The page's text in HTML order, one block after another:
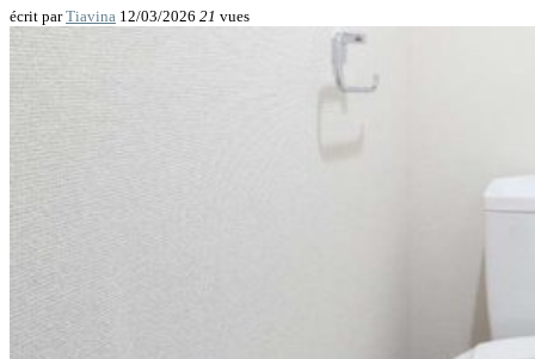
écrit parTiavina 12/03/2026 21 vues